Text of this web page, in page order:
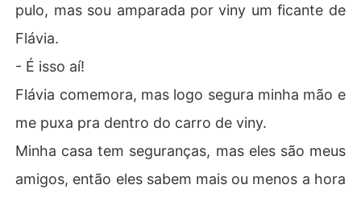
pulo, mas sou amparada por viny um ficante de
Flávia.
- É isso aí!
Flávia comemora, mas logo segura minha mão e
me puxa pra dentro do carro de viny.
Minha casa tem seguranças, mas eles são meus
amigos, então eles sabem mais ou menos a hora